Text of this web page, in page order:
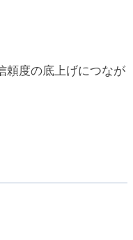
頼度の底上げにつなが